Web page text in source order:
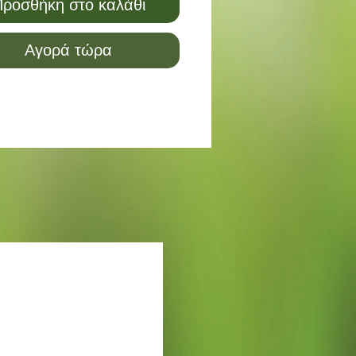
στο καλάθι
Αγορά τώρα